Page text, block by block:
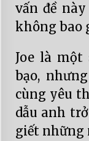
vấn đề
không bao
Joe là
bạo,
cùng yêu
dẫu anh
giết những